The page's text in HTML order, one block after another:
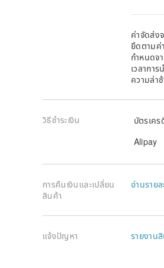
ค่าจัดส่ง
ยึดตามค่
กำหนดจ
เวลากา
ความล่า
วิธีชำระเงิน
บัตรเค
Alipay
การคืนเงินและเปลี่ยน
สินค้า
อ่านราย
แจ้งปัญหา รายงาน